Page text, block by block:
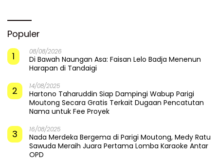
Populer
1
08/08/2026
Di Bawah Naungan Asa: Faisan Lelo Badja Menenun
Harapan di Tandaigi
2 14/08/2025
Hartono Taharuddin Siap Dampingi Wabup Parigi
Moutong Secara Gratis Terkait Dugaan Pencatutan
Nama untuk Fee Proyek
3 16/08/2025
Nada Merdeka Bergema di Parigi Moutong, Medy Ratu
Sawuda Meraih Juara Pertama Lomba Karaoke Antar
OPD